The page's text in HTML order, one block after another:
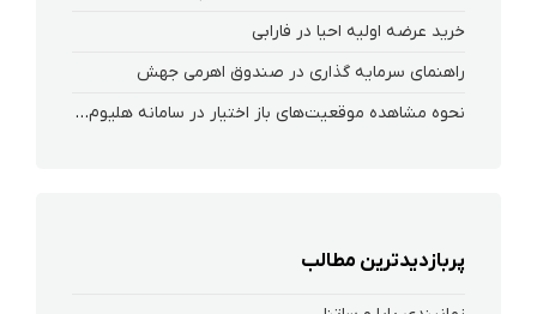
خرید عرضه اولیه احیا در فارابی
راهنمای سرمایه گذاری در صندوق اهرمی جهش
نحوه‌ مشاهده‌ موقعیت‌های باز اختیار در سامانه هلیوم و نکست
پربازدیدترین مطالب